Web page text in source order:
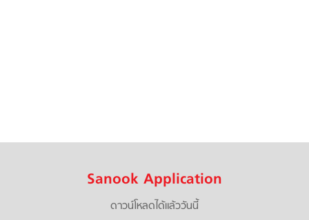
Sanook Application
ดาวน์โหลดได้แล้ววันนี้